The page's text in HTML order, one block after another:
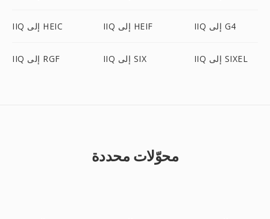
IIQ إلى HEIC IIQ إلى HEIF IIQ إلى G4
IIQ إلى RGF IIQ إلى SIX IIQ إلى SIXEL
محوّلات محددة